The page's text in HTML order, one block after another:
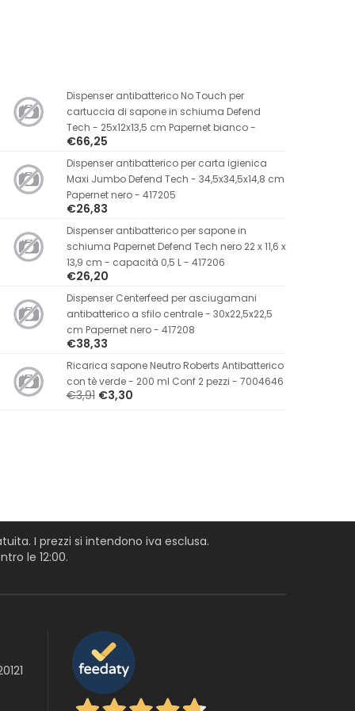
Dispenser antibatterico No Touch per
cartuccia di sapone in schiuma Defend
Tech - 25x12x13,5 cm Papernet bianco -
€66,25
Dispenser antibatterico per carta igienica
Maxi Jumbo Defend Tech - 34,5x34,5x14,8 cm
Papernet nero - 417205
€26,83
Dispenser antibatterico per sapone in
schiuma Papernet Defend Tech nero 22 x 11,6 x
13,9 cm - capacità 0,5 L - 417206
€26,20
Dispenser Centerfeed per asciugamani
antibatterico a sfilo centrale - 30x22,5x22,5
cm Papernet nero - 417208
€38,33
Ricarica sapone Neutro Roberts Antibatterico
con tè verde - 200 ml Conf 2 pezzi - 7004646
€3,91 €3,30
I prezzi si intendono iva esclusa.
le 12:00.